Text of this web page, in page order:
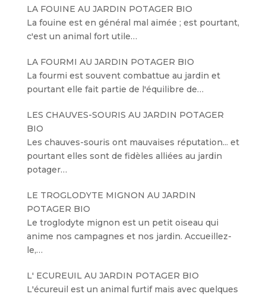
LA FOUINE AU JARDIN POTAGER BIO
La fouine est en général mal aimée ; est pourtant,
c'est un animal fort utile…
LA FOURMI AU JARDIN POTAGER BIO
La fourmi est souvent combattue au jardin et
pourtant elle fait partie de l'équilibre de…
LES CHAUVES-SOURIS AU JARDIN POTAGER
BIO
Les chauves-souris ont mauvaises réputation... et
pourtant elles sont de fidèles alliées au jardin
potager…
LE TROGLODYTE MIGNON AU JARDIN
POTAGER BIO
Le troglodyte mignon est un petit oiseau qui
anime nos campagnes et nos jardin. Accueillez-
le,…
L' ECUREUIL AU JARDIN POTAGER BIO
L'écureuil est un animal furtif mais avec quelques